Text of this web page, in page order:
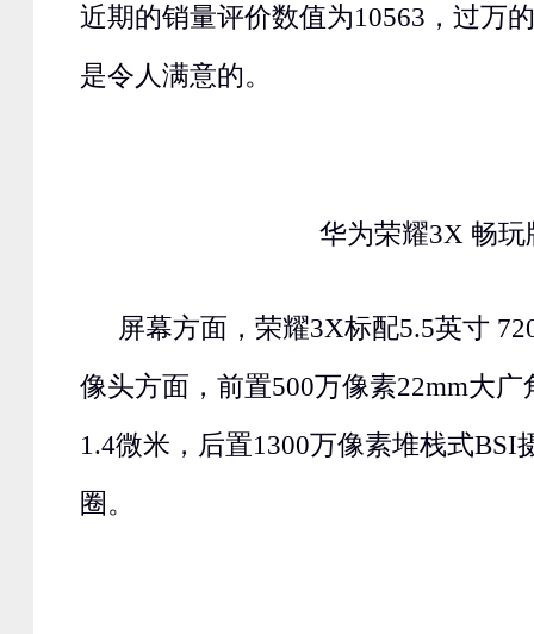
近期的销量评价数值为10563，过万
是令人满意的。
华为荣耀3X 畅玩
屏幕方面，荣耀3X标配5.5英寸
像头方面，前置500万像素22mm大
1.4微米，后置1300万像素堆栈式BSI
圈。